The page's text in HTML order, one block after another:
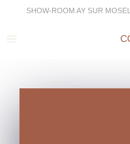
SHOW-ROOM AY SUR
a